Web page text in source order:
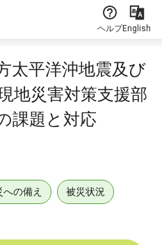
ヘルプEnglish
太平洋沖地震及び
地災害対策支援部
課題と対応
への備え 被災状況